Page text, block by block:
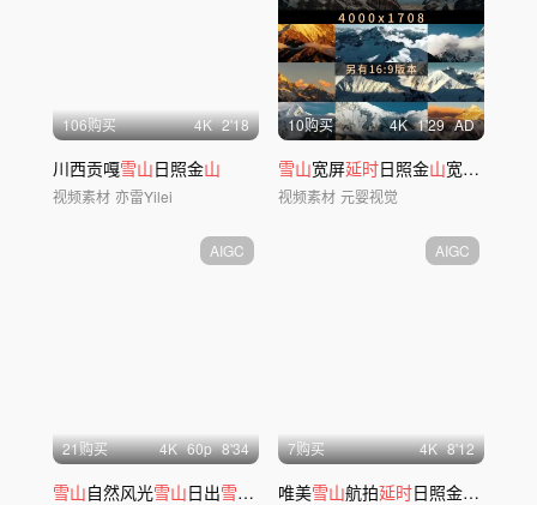
106购买 4K 2'18
川西贡嘎雪山日照金山
视频素材 亦雷Yilei
10购买 4K 1'29 AD
雪山宽屏延时日照金山宽屏年会大气年会背景
视频素材 元婴视觉
AIGC
21购买 4K 60p 8'34
雪山自然风光雪山日出雪山延时 日照金山冬天
AIGC
7购买 4K 8'12
唯美雪山航拍延时日照金山